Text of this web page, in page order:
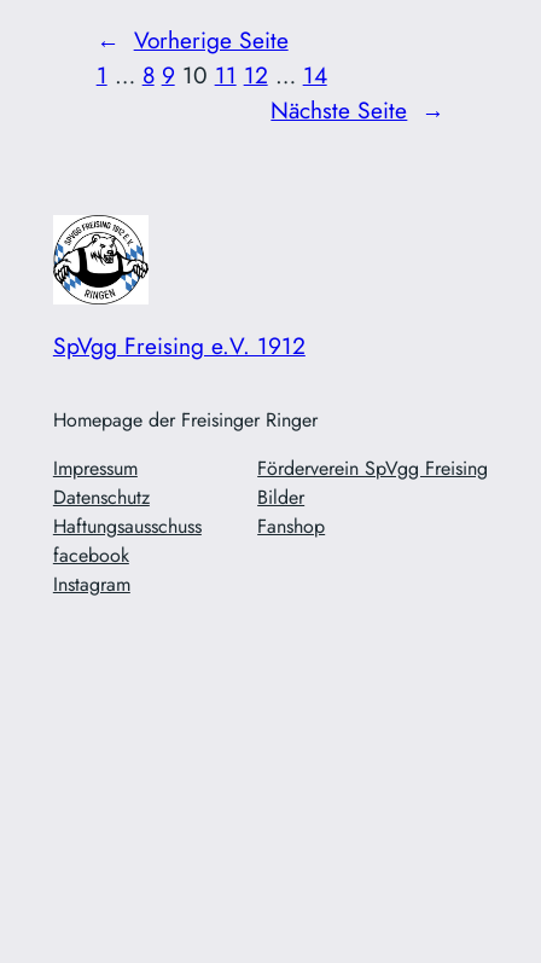
← Vorherige Seite
1 … 8 9 10 11 12 … 14
Nächste Seite →
SpVgg Freising e.V. 1912
Homepage der Freisinger Ringer
Impressum
Datenschutz
Haftungsausschuss
Förderverein SpVgg Freising
Bilder
Fanshop
facebook
Instagram